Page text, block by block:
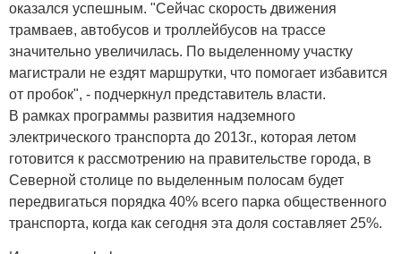
оказался успешным. "Сейчас скорость движения
трамваев, автобусов и троллейбусов на трассе
значительно увеличилась. По выделенному участку
магистрали не ездят маршрутки, что помогает избавится
от пробок", - подчеркнул представитель власти.
В рамках программы развития надземного
электрического транспорта до 2013г., которая летом
готовится к рассмотрению на правительстве города, в
Северной столице по выделенным полосам будет
передвигаться порядка 40% всего парка общественного
транспорта, когда как сегодня эта доля составляет 25%.